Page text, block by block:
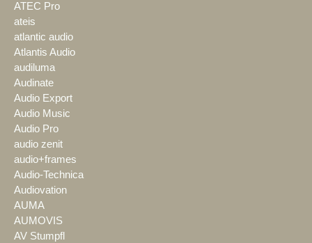
ATEC Pro
ateis
atlantic audio
Atlantis Audio
audiluma
Audinate
Audio Export
Audio Music
Audio Pro
audio zenit
audio+frames
Audio-Technica
Audiovation
AUMA
AUMOVIS
AV Stumpfl